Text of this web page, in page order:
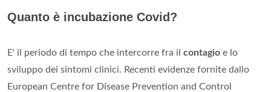
Quanto è incubazione Covid?
E' il periodo di tempo che intercorre fra il contagio e lo
sviluppo dei sintomi clinici. Recenti evidenze fornite dallo
European Centre for Disease Prevention and Control